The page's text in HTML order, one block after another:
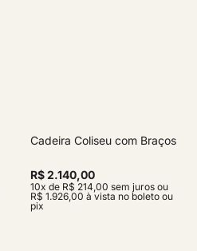
Cadeira Coliseu com Braços
R$ 2.140,00
10x de R$ 214,00 sem juros ou
R$ 1.926,00 à vista no boleto ou
pix